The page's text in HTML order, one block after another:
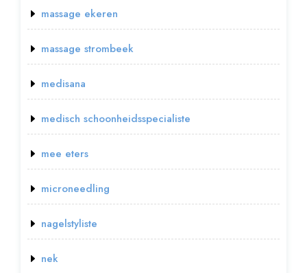
massage ekeren
massage strombeek
medisana
medisch schoonheidsspecialiste
mee eters
microneedling
nagelstyliste
nek